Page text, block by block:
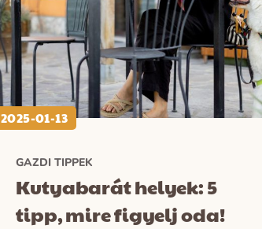
2025-01-13
GAZDI TIPPEK
Kutyabarát helyek: 5
tipp, mire figyelj oda!